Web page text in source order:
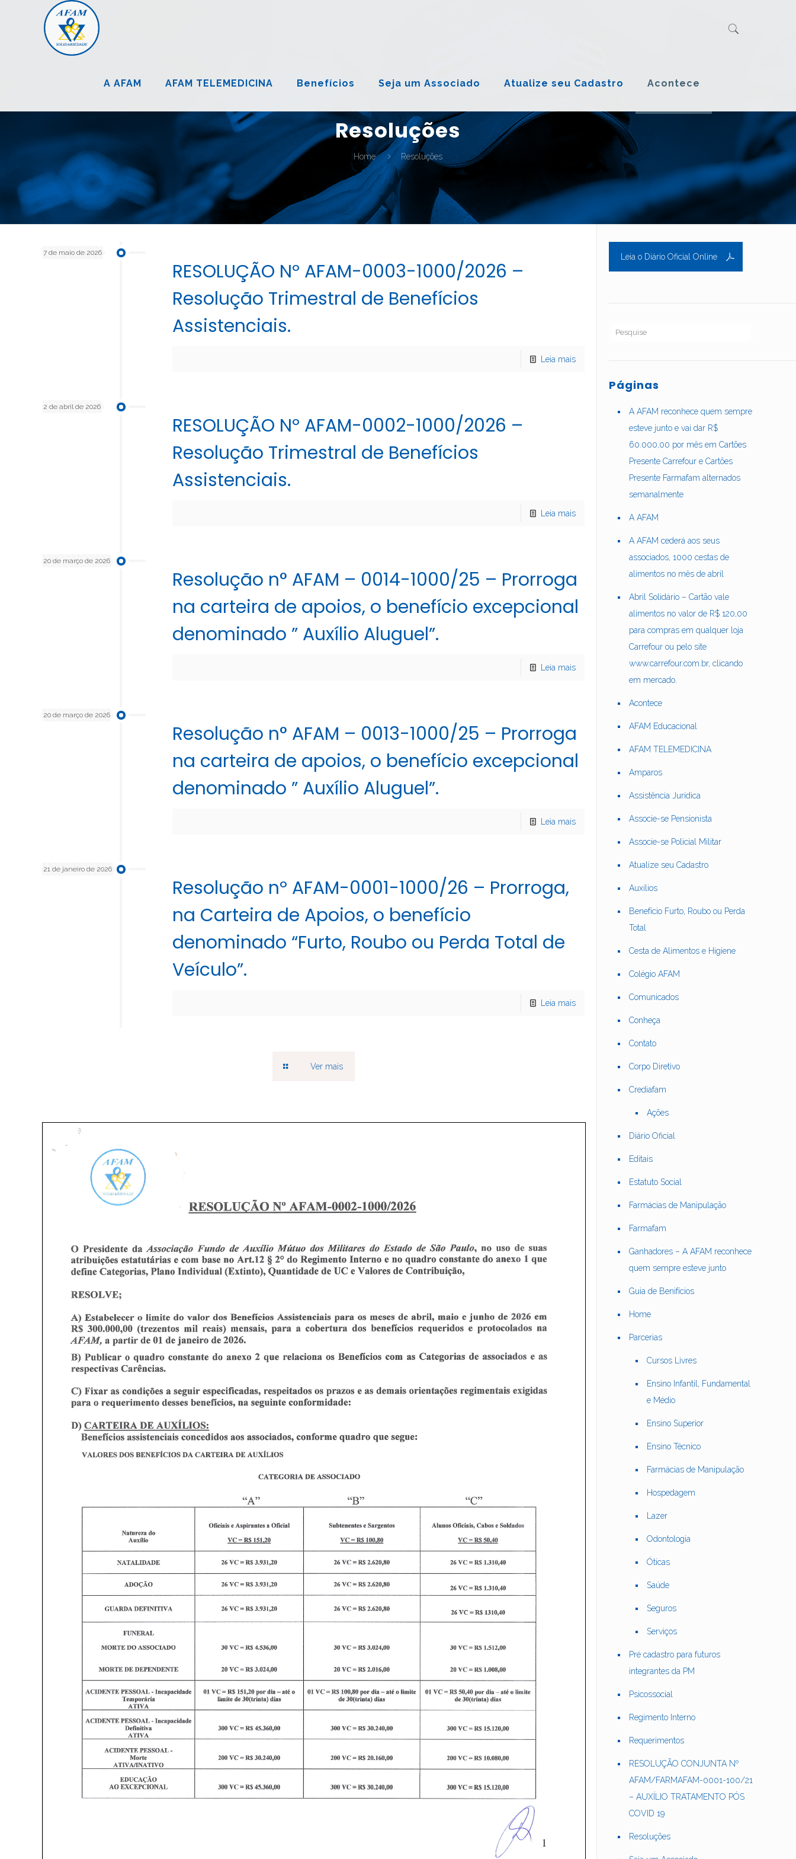
A AFAM AFAM TELEMEDICINA Benefícios Seja um Associado Atualize seu Cadastro Acontece
Resoluções
Home Resoluções
7 de maio de 2026
RESOLUÇÃO Nº AFAM-0003-1000/2026 –
Resolução Trimestral de Benefícios
Assistenciais.
Leia mais
2 de abril de 2026
RESOLUÇÃO Nº AFAM-0002-1000/2026 –
Resolução Trimestral de Benefícios
Assistenciais.
Leia mais
20 de março de 2026
Resolução n° AFAM – 0014-1000/25 – Prorroga
na carteira de apoios, o benefício excepcional
denominado ” Auxílio Aluguel”.
Leia mais
20 de março de 2026
Resolução n° AFAM – 0013-1000/25 – Prorroga
na carteira de apoios, o benefício excepcional
denominado ” Auxílio Aluguel”.
Leia mais
21 de janeiro de 2026
Resolução nº AFAM-0001-1000/26 – Prorroga,
na Carteira de Apoios, o benefício
denominado “Furto, Roubo ou Perda Total de
Veículo”.
Leia mais
Ver mais
Leia o Diário Oficial Online
Páginas
A AFAM reconhece quem sempre
esteve junto e vai dar R$
60.000,00 por mês em Cartões
Presente Carrefour e Cartões
Presente Farmafam alternados
semanalmente
A AFAM
A AFAM cederá aos seus
associados, 1000 cestas de
alimentos no mês de abril
Abril Solidário – Cartão vale
alimentos no valor de R$ 120,00
para compras em qualquer loja
Carrefour ou pelo site
www.carrefour.com.br, clicando
em mercado.
Acontece
AFAM Educacional
AFAM TELEMEDICINA
Amparos
Assistência Jurídica
Associe-se Pensionista
Associe-se Policial Militar
Atualize seu Cadastro
Auxílios
Benefício Furto, Roubo ou Perda
Total
Cesta de Alimentos e Higiene
Colégio AFAM
Comunicados
Conheça
Contato
Corpo Diretivo
Crediafam
Ações
Diário Oficial
Editais
Estatuto Social
Farmácias de Manipulação
Farmafam
Ganhadores – A AFAM reconhece
quem sempre esteve junto
Guia de Benifícios
Home
Parcerias
Cursos Livres
Ensino Infantil, Fundamental
e Médio
Ensino Superior
Ensino Técnico
Farmácias de Manipulação
Hospedagem
Lazer
Odontologia
Óticas
Saúde
Seguros
Serviços
Pré cadastro para futuros
integrantes da PM
Psicossocial
Regimento Interno
Requerimentos
RESOLUÇÃO CONJUNTA Nº
AFAM/FARMAFAM-0001-100/21
– AUXÍLIO TRATAMENTO PÓS
COVID 19
Resoluções